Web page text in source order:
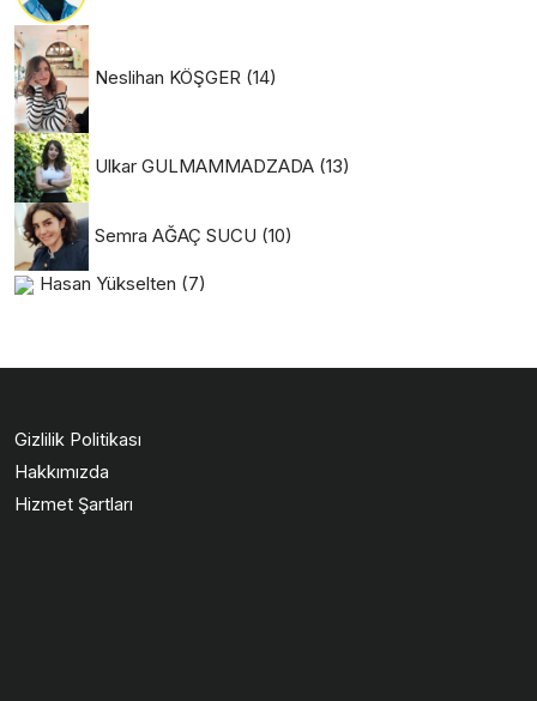
Neslihan KÖŞGER (14)
Ulkar GULMAMMADZADA (13)
Semra AĞAÇ SUCU (10)
Hasan Yükselten (7)
Gizlilik Politikası
Hakkımızda
Hizmet Şartları